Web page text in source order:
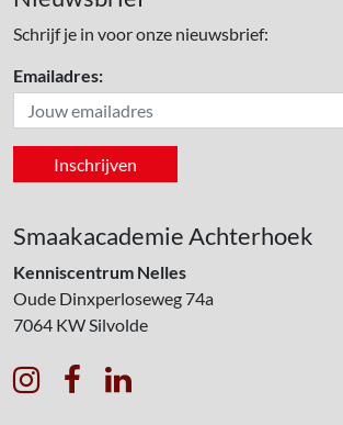
Schrijf je in voor onze nieuwsbrief:
Emailadres:
Smaakacademie Achterhoek
Kenniscentrum Nelles
Oude Dinxperloseweg 74a
7064 KW Silvolde
  